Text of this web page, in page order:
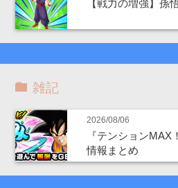
【戦力の増強】孫
雑記
2026/08/06
『テンションMAX
情報まとめ